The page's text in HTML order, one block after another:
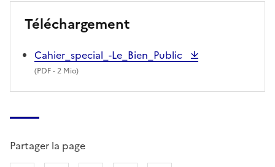
Téléchargement
Cahier_special_-Le_Bien_Public
(PDF- 2 Mio)
Partager la page